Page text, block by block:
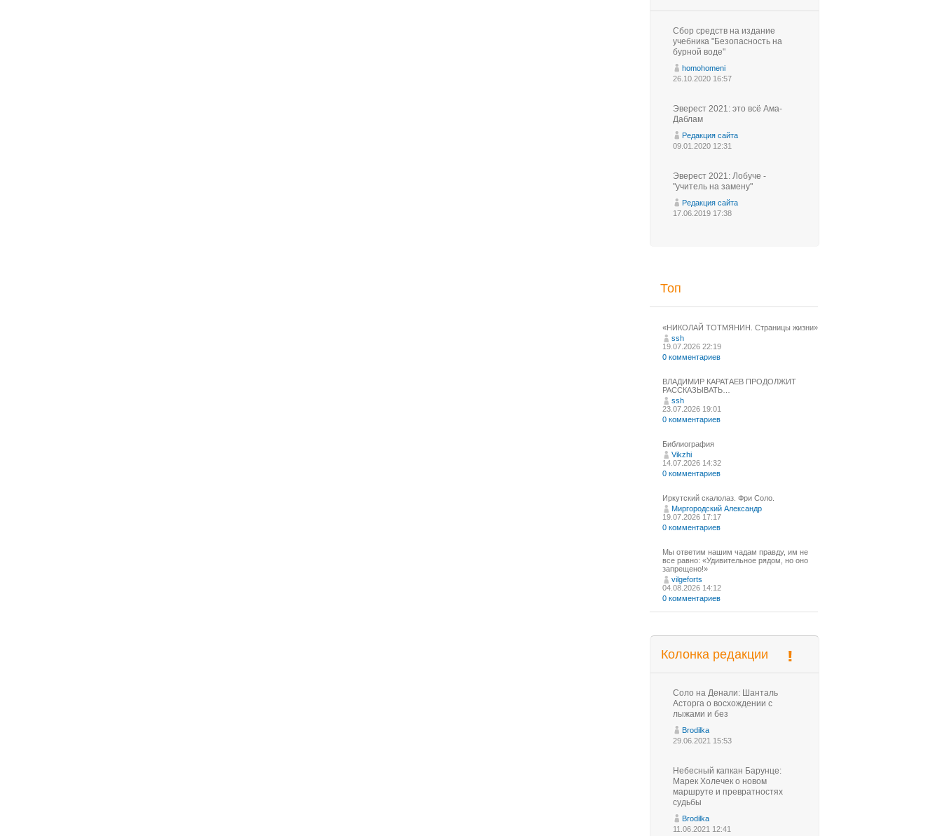
Сбор средств на издание
учебника "Безопасность на
бурной воде"
homohomeni
26.10.2020 16:57
Эверест 2021: это всё Ама-
Даблам
Редакция сайта
09.01.2020 12:31
Эверест 2021: Лобуче -
"учитель на замену"
Редакция сайта
17.06.2019 17:38
Топ
«НИКОЛАЙ ТОТМЯНИН. Страницы жизни»
ssh
19.07.2026 22:19
0 комментариев
ВЛАДИМИР КАРАТАЕВ ПРОДОЛЖИТ
РАССКАЗЫВАТЬ…
ssh
23.07.2026 19:01
0 комментариев
Библиография
Vikzhi
14.07.2026 14:32
0 комментариев
Иркутский скалолаз. Фри Соло.
Миргородский Александр
19.07.2026 17:17
0 комментариев
Мы ответим нашим чадам правду, им не
все равно: «Удивительное рядом, но оно
запрещено!»
vilgeforts
04.08.2026 14:12
0 комментариев
Колонка редакции
Соло на Денали: Шанталь
Асторга о восхождении с
лыжами и без
Brodilka
29.06.2021 15:53
Небесный капкан Барунце:
Марек Холечек о новом
маршруте и превратностях
судьбы
Brodilka
11.06.2021 12:41